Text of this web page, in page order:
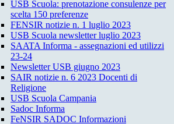
USB Scuola: prenotazione consulenze per
scelta 150 preferenze
FENSIR notizie n. 1 luglio 2023
USB Scuola newsletter luglio 2023
SAATA Informa - assegnazioni ed utilizzi
23-24
Newsletter USB giugno 2023
SAIR notizie n. 6 2023 Docenti di
Religione
USB Scuola Campania
Sadoc Informa
FeNSIR SADOC Informazioni